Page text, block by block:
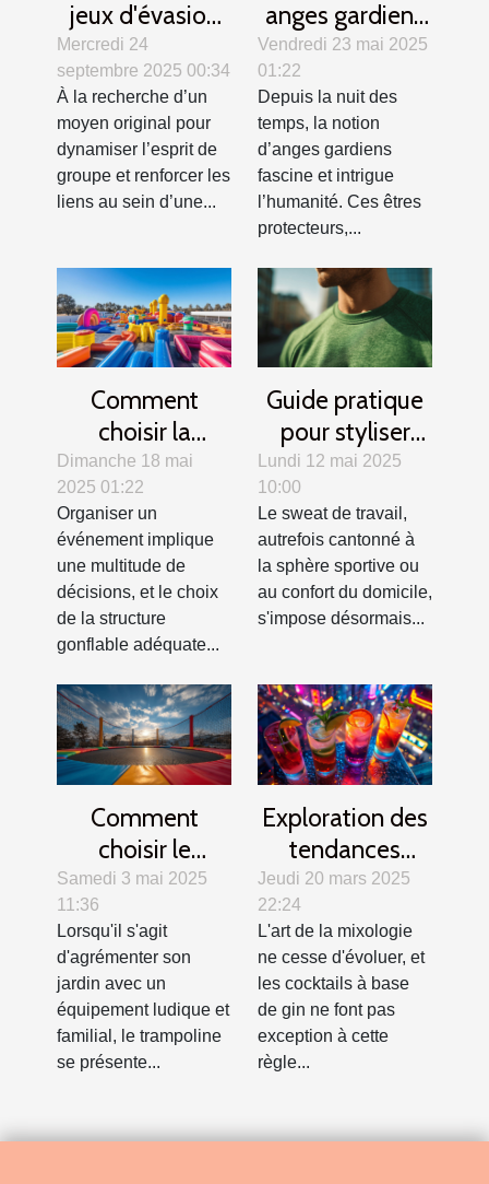
jeux d'évasion
renforcent la
cohésion
d'équipe ?
Mercredi 24
septembre 2025 00:34
À la recherche d’un
moyen original pour
dynamiser l’esprit de
groupe et renforcer les
liens au sein d’une...
anges gardiens
dans différentes
cultures et
traditions
Vendredi 23 mai 2025
01:22
Depuis la nuit des
temps, la notion
d’anges gardiens
fascine et intrigue
l’humanité. Ces êtres
protecteurs,...
Comment
choisir la
structure
gonflable idéale
pour votre
événement
Dimanche 18 mai
2025 01:22
Organiser un
événement implique
une multitude de
décisions, et le choix
de la structure
gonflable adéquate...
Guide pratique
pour styliser
votre sweat de
travail en toutes
saisons
Lundi 12 mai 2025
10:00
Le sweat de travail,
autrefois cantonné à
la sphère sportive ou
au confort du domicile,
s'impose désormais...
Comment
choisir le
trampoline idéal
pour votre jardin
?
Samedi 3 mai 2025
11:36
Lorsqu'il s'agit
d'agrémenter son
jardin avec un
équipement ludique et
familial, le trampoline
se présente...
Exploration des
tendances
modernes des
cocktails au gin
Jeudi 20 mars 2025
22:24
L'art de la mixologie
ne cesse d'évoluer, et
les cocktails à base
de gin ne font pas
exception à cette
règle...